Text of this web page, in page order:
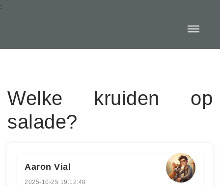
:
Welke kruiden op
salade?
Aaron Vial
2025-10-25 19:12:48